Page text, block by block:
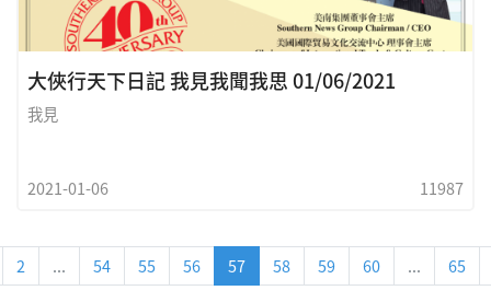
大俠行天下日記 我見我聞我思 01/06/2021
我見
2021-01-06 11987
2 ... 54 55 56 57 58 59 60 ... 65